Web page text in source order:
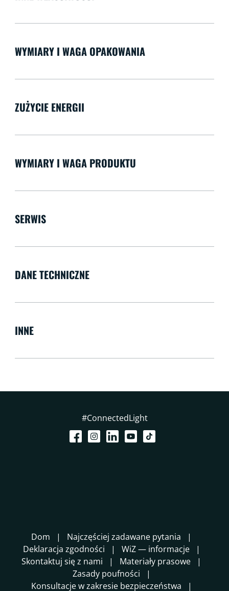
WYMIARY I WAGA OPAKOWANIA
ZUŻYCIE ENERGII
WYMIARY I WAGA PRODUKTU
SERWIS
DANE TECHNICZNE
INNE
#ConnectedLight
Dom
Najczęściej zadawane pytania
Deklaracja zgodności
WiZ — informacje
Skontaktuj się z nami
Materiały prasowe
Zasady poufności
Konsultacje w zakresie bezpieczeństwa